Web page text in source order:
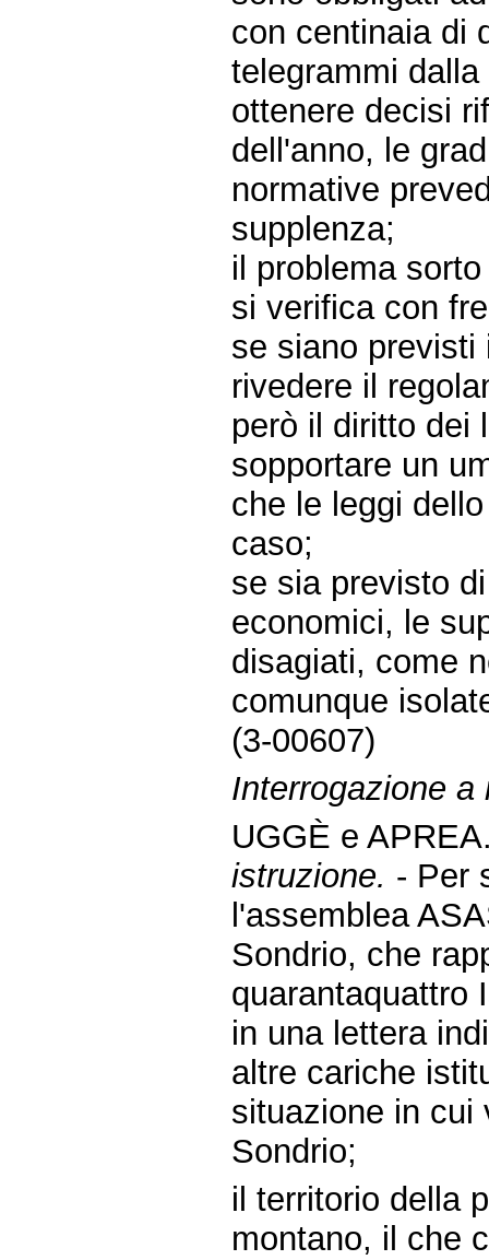
con centinaia di
telegrammi
ottenere decisi
dell'anno, le
normative
supplenza;
il problema
si verifica con
se siano previsti
rivedere il
però il diritto dei
sopportare un
che le leggi
caso;
se sia previsto
economici, le
disagiati, come
comunque
(3-00607)
Interrogazione
UGGÈ e
istruzione. - Per
l'assemblea
Sondrio, che
quarantaquattro
in una lettera
altre cariche
situazione in cui
Sondrio;
il territorio della
montano, il che